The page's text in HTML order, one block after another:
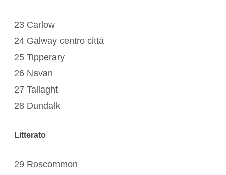
23 Carlow
24 Galway centro città
25 Tipperary
26 Navan
27 Tallaght
28 Dundalk
Litterato
29 Roscommon